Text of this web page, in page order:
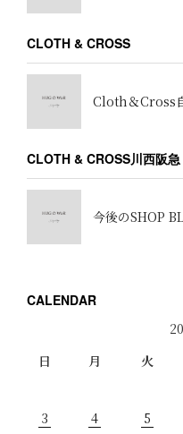
CLOTH & CROSS
Cloth＆Cross
CLOTH & CROSS川西阪急
今後のSHOP
CALENDAR
日
月 火
3
4 5